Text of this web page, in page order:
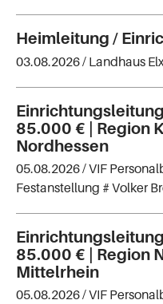
Heimleitung /
03.08.2026 / Landhaus
85.000 € | Region
Nordhessen
05.08.2026 /VIF
Festanstellung # Volker
85.000 € | Region
Mittelrhein
05.08.2026 /VIF